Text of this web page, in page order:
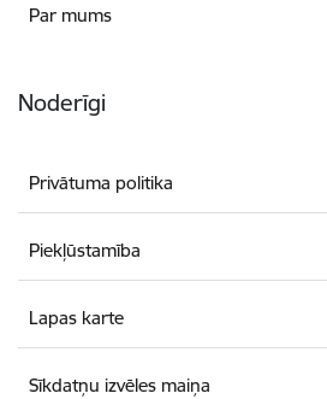
Par mums
Noderīgi
Privātuma politika
Piekļūstamība
Lapas karte
Sīkdatņu izvēles maiņa